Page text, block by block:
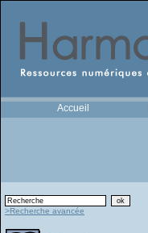
Accueil
>Recherche avancée